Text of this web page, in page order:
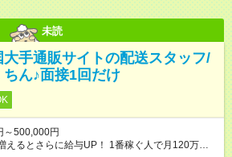
未読
大手通販サイトの配送スタッフ/
ん♪面接1回だけ
～500,000円
えるとさらに給与UP！ 1番稼ぐ人で月120万ほ